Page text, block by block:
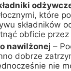
które
składników
obficie przez
nawilżonej –
dobrze
nie